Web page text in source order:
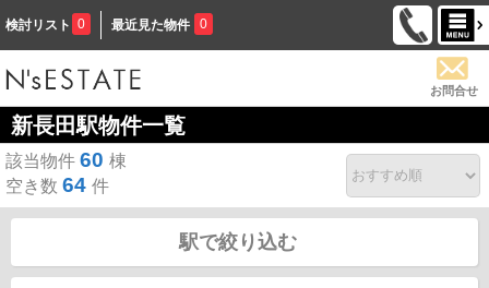
検討リスト 0 最近見た物件 0
お問合せ
新長田駅物件一覧
該当物件 60 棟
空き数 64 件
駅で絞り込む